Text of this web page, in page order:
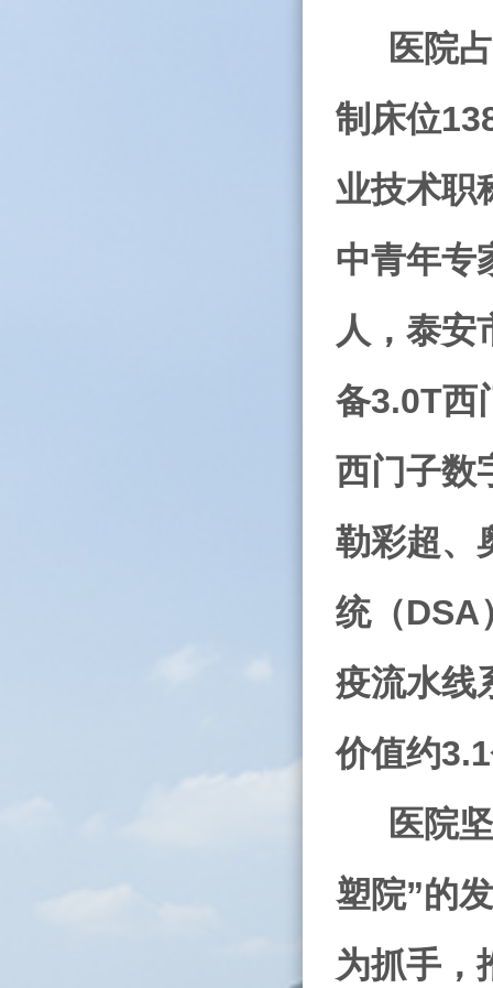
医院
制床位
业技术职
中青年专
人，泰安
备3.0T西
西门子数
勒彩超、
统（DSA
疫流水线
价值约3.1
医院
塑院”的
为抓手，